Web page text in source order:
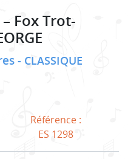
Fox Trot-
CLASSIQUE
Référence :
ES 1298